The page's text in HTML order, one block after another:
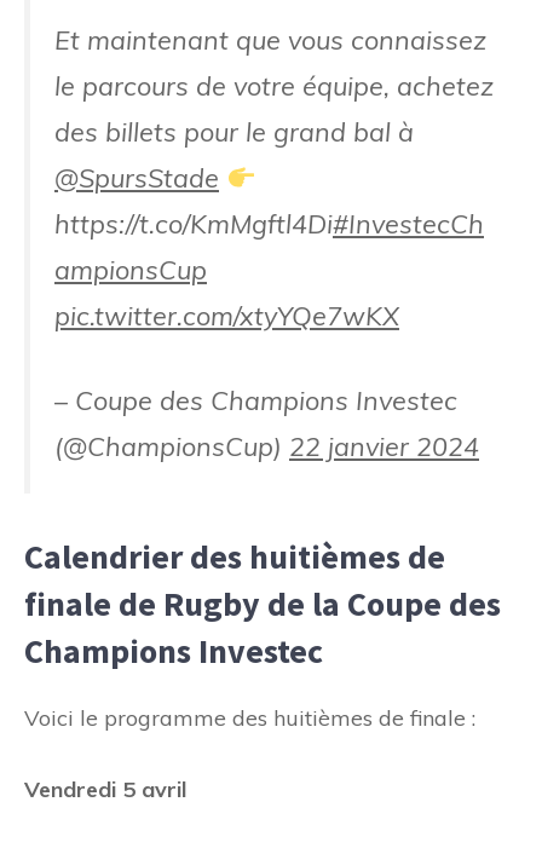
Et maintenant que vous connaissez
le parcours de votre équipe, achetez
des billets pour le grand bal à
@SpursStade
https://t.co/KmMgftl4Di#InvestecCh
ampionsCup
pic.twitter.com/xtyYQe7wKX
– Coupe des Champions Investec
(@ChampionsCup) 22 janvier 2024
Calendrier des huitièmes de
finale de Rugby de la Coupe des
Champions Investec
Voici le programme des huitièmes de finale :
Vendredi 5 avril